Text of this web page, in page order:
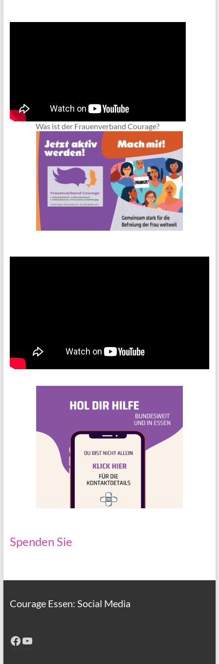
Was ist der Frauenverband Courage?
Spenden Sie
Courage Essen: Social Media
Facebook
YouTube